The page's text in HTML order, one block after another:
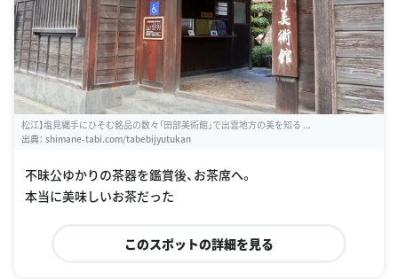
松江】塩見縄手にひそむ銘品の数々「田部美術館」で出雲地方の美を知る ...
出典： shimane-tabi.com/tabebijyutukan
不昧公ゆかりの茶器を鑑賞後、お茶席へ。
本当に美味しいお茶だった
このスポットの詳細を見る